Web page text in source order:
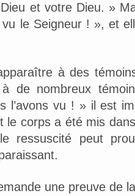
et votre Dieu. »
vu le Seigneur ! », et
à des
de nombreux
l’avons vu ! » il est
le corps a été mis
ressuscité peut
une preuve de